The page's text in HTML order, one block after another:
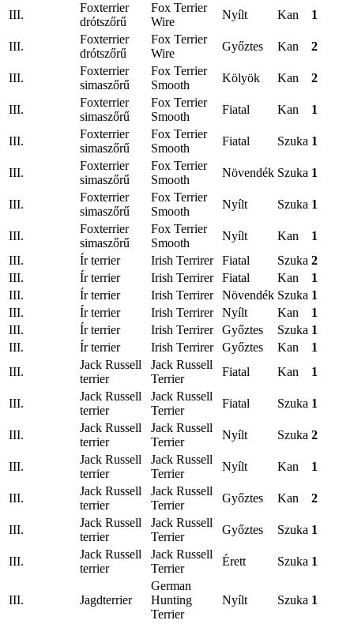
III.
Foxterrier
drótszőrű
Fox Terrier
Wire
Nyílt Kan 1
III.
Foxterrier
drótszőrű
Fox Terrier
Wire
Győztes Kan 2
III.
Foxterrier
simaszőrű
Fox Terrier
Smooth
Kölyök Kan 2
III.
Foxterrier
simaszőrű
Fox Terrier
Smooth
Fiatal Kan 1
III.
Foxterrier
simaszőrű
Fox Terrier
Smooth
Fiatal Szuka 1
III.
Foxterrier
simaszőrű
Fox Terrier
Smooth
Növendék Szuka 1
III.
Foxterrier
simaszőrű
Fox Terrier
Smooth
Nyílt Szuka 1
III.
Foxterrier
simaszőrű
Fox Terrier
Smooth
Nyílt Kan
1
III.
Ír terrier Irish Terrirer Fiatal Szuka 2
III.
Ír terrier Irish Terrirer Fiatal Kan
1
III.
Ír terrier Irish Terrirer Növendék Szuka 1
III.
Ír terrier Irish Terrirer Nyílt Kan
1
III.
Ír terrier Irish Terrirer Győztes Szuka 1
III.
Ír terrier Irish Terrirer Győztes Kan
1
III.
Jack Russell
terrier
Jack Russell
Terrier
Fiatal Kan 1
III.
Jack Russell
terrier
Jack Russell
Terrier
Fiatal Szuka 1
III.
Jack Russell
terrier
Jack Russell
Terrier
Nyílt Szuka 2
III.
Jack Russell
terrier
Jack Russell
Terrier
Nyílt Kan 1
III.
Jack Russell
terrier
Jack Russell
Terrier
Győztes Kan 2
III.
Jack Russell
terrier
Jack Russell
Terrier
Győztes Szuka 1
III.
Jack Russell
terrier
Jack Russell
Terrier
Érett Szuka 1
III. Jagdterrier
German
Hunting
Terrier
Nyílt Szuka 1